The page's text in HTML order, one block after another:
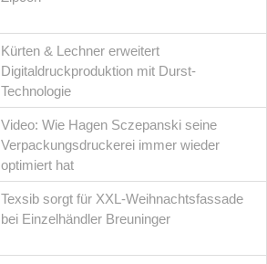
Kürten & Lechner erweitert
Digitaldruckproduktion mit Durst-
Technologie
Video: Wie Hagen Sczepanski seine
Verpackungsdruckerei immer wieder
optimiert hat
Texsib sorgt für XXL-Weihnachtsfassade
bei Einzelhändler Breuninger